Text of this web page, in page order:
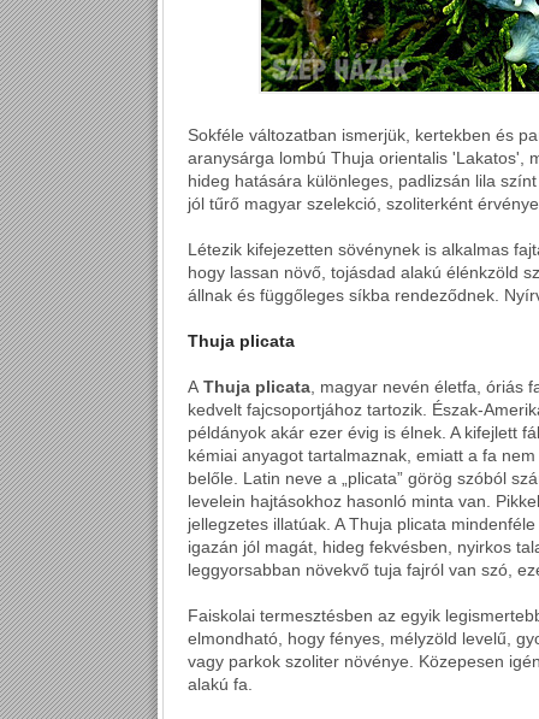
Sokféle változatban ismerjük, kertekben és
aranysárga lombú Thuja orientalis 'Lakatos',
hideg hatására különleges, padlizsán lila
jól tűrő magyar szelekció, szoliterként
Létezik kifejezetten sövénynek is alkalmas
hogy lassan növő, tojásdad alakú élénkzöld
állnak és függőleges síkba rendeződnek.
Thuja plicata
A Thuja plicata , magyar nevén életfa, óriás
kedvelt fajcsoportjához tartozik. Észak-
példányok akár ezer évig is élnek. A kifejlett
kémiai anyagot tartalmaznak, emiatt a fa
belőle. Latin neve a „plicata” görög szóból
levelein hajtásokhoz hasonló minta van.
jellegzetes illatúak. A Thuja plicata
igazán jól magát, hideg fekvésben, nyirkos
leggyorsabban növekvő tuja fajról van szó,
Faiskolai termesztésben az egyik
elmondható, hogy fényes, mélyzöld levelű,
vagy parkok szoliter növénye. Közepesen
alakú fa.